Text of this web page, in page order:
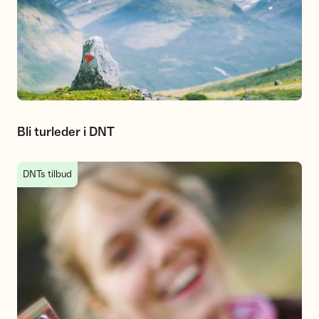
Bli turleder i DNT
Ferskingkurs med DNT
DNTs tilbud